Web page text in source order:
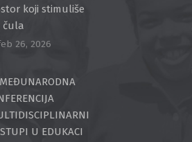
koji stimuliše
čula
26, 2026
U EDUKACI